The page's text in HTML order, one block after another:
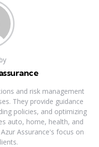
and risk management
They provide guidance
policies, and optimizing
auto, home, health, and
Assurance's focus on